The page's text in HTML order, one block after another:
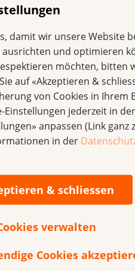
damit wir unsere Website
und optimieren
möchten, bitten
auf «Akzeptieren &
von Cookies in Ihrem
Einstellungen jederzeit in
anpassen (Link ganz
in der
& schliessen
verwalten
Cookies
da
sei es praktisch wieder
es nicht mehr.» In der
sich und die eigenen
Der Onkologe riet
Antihormontherapie
Schäden – zum
daraufhin eine Dritt-
Er wollte nicht zu lange
Sommer begann
dass ich keine
so Jean W.
einen
des Lebens: «Wer bin